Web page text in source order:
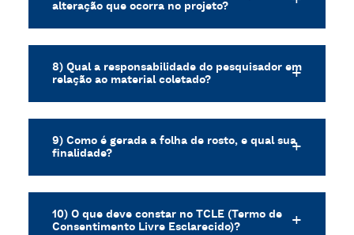
alteração que ocorra no projeto?
8) Qual a responsabilidade do pesquisador em
relação ao material coletado?
9) Como é gerada a folha de rosto, e qual sua
finalidade?
10) O que deve constar no TCLE (Termo de
Consentimento Livre Esclarecido)?